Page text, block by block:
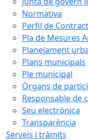
Normativa
Perfil de
Pla de Mesures
Planejament
Plans municipals
Ple municipal
Òrgans de
Responsable de
Seu electrònica
Transparència
Serveis i tràmits